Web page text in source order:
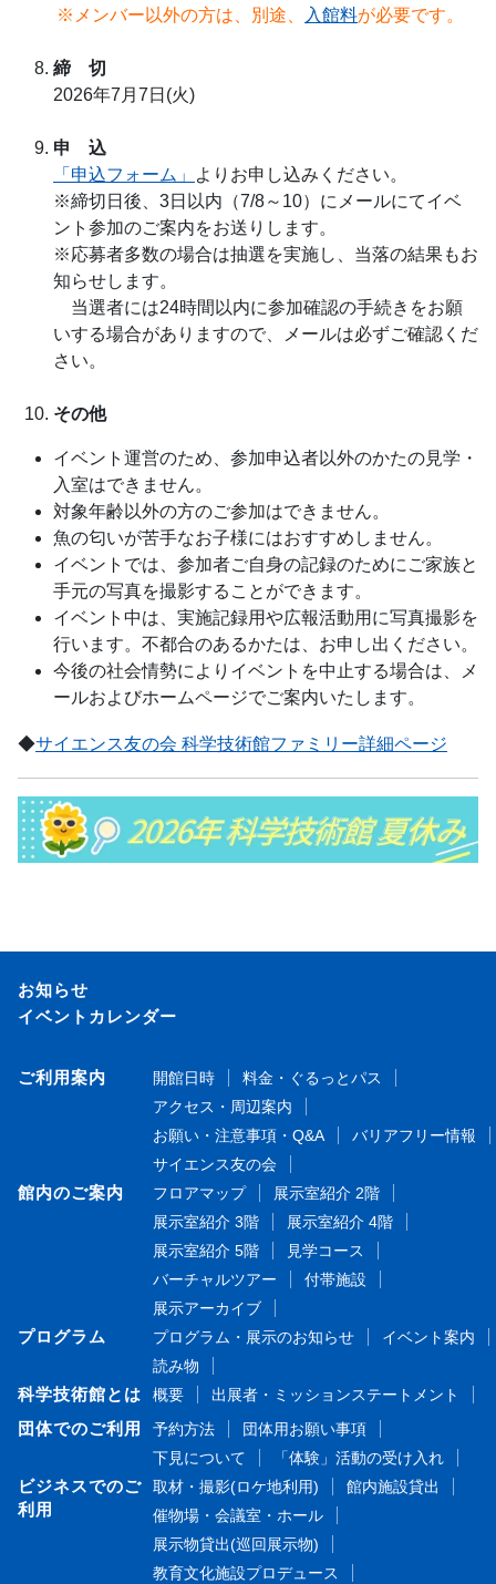
※メンバー以外の方は、別途、
入館料が必要です。
締 切
2026年7月7日(火)
申 込
「申込フォーム」
よりお申し込みください。
※締切日後、3日以内（7/8～10）にメールにてイベ
ント参加のご案内をお送りします。
※応募者多数の場合は抽選を実施し、当落の結果もお
知らせします。
当選者には24時間以内に参加確認の手続きをお願
いする場合がありますので、メールは必ずご確認くだ
さい。
その他
イベント運営のため、参加申込者以外のかたの見学・
入室はできません。
対象年齢以外の方のご参加はできません。
魚の匂いが苦手なお子様にはおすすめしません。
イベントでは、参加者ご自身の記録のためにご家族と
手元の写真を撮影することができます。
イベント中は、実施記録用や広報活動用に写真撮影を
行います。不都合のあるかたは、お申し出ください。
今後の社会情勢によりイベントを中止する場合は、メ
ールおよびホームページでご案内いたします。
◆サイエンス友の会 科学技術館ファミリー詳細ページ
お知らせ
イベントカレンダー
ご利用案内 開館日時
料金・ぐるっとパス
アクセス・周辺案内
お願い・注意事項・Q&A
バリアフリー情報
サイエンス友の会
館内のご案内 フロアマップ
展示室紹介 2階
展示室紹介 3階
展示室紹介 4階
展示室紹介 5階
見学コース
バーチャルツアー
付帯施設
展示アーカイブ
プログラム プログラム・展示のお知らせ
イベント案内
読み物
科学技術館とは 概要 出展者・ミッションステートメント
団体でのご利用 予約方法
団体用お願い事項
下見について
「体験」活動の受け入れ
ビジネスでのご
利用
取材・撮影(ロケ地利用)
館内施設貸出
催物場・会議室・ホール
展示物貸出(巡回展示物)
教育文化施設プロデュース